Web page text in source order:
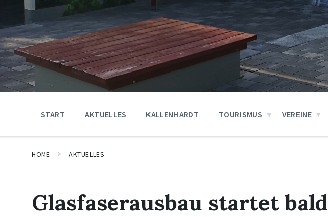
START AKTUELLES KALLENHARDT TOURISMUS VEREINE
HOME AKTUELLES
Glasfaserausbau startet bald